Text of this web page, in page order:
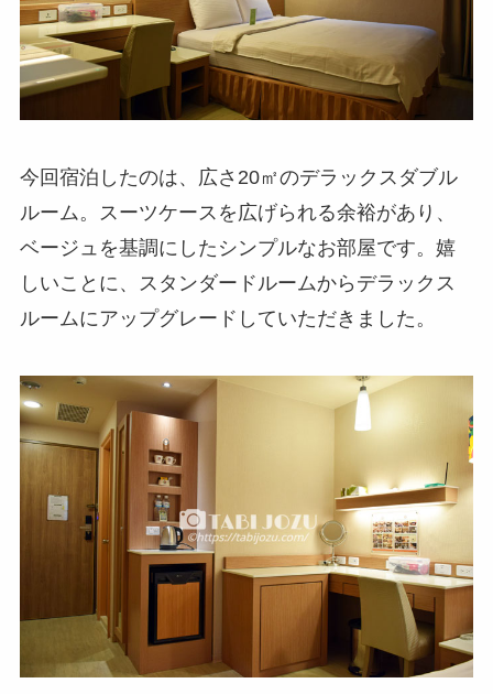
今回宿泊したのは、広さ20㎡のデラックスダブル
ルーム。スーツケースを広げられる余裕があり、
ベージュを基調にしたシンプルなお部屋です。嬉
しいことに、スタンダードルームからデラックス
ルームにアップグレードしていただきました。